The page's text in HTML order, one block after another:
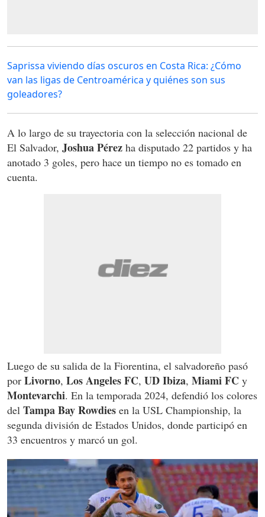
Saprissa viviendo días oscuros en Costa Rica: ¿Cómo
van las ligas de Centroamérica y quiénes son sus
goleadores?
A lo largo de su trayectoria con la selección nacional de
El Salvador, Joshua Pérez ha disputado 22 partidos y ha
anotado 3 goles, pero hace un tiempo no es tomado en
cuenta.
Luego de su salida de la Fiorentina, el salvadoreño pasó
por Livorno, Los Angeles FC, UD Ibiza, Miami FC y
Montevarchi. En la temporada 2024, defendió los colores
del Tampa Bay Rowdies en la USL Championship, la
segunda división de Estados Unidos, donde participó en
33 encuentros y marcó un gol.